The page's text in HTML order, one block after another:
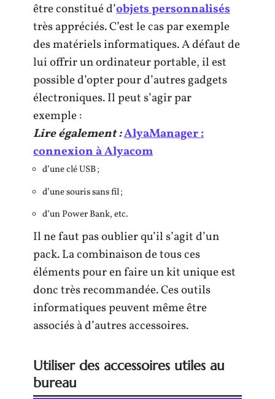
être constitué d’objets personnalisés
très appréciés. C’est le cas par exemple
des matériels informatiques. A défaut de
lui offrir un ordinateur portable, il est
possible d’opter pour d’autres gadgets
électroniques. Il peut s’agir par
exemple :
Lire également :AlyaManager :
connexion à Alyacom
d’une clé USB ;
d’une souris sans fil ;
d’un Power Bank, etc.
Il ne faut pas oublier qu’il s’agit d’un
pack. La combinaison de tous ces
éléments pour en faire un kit unique est
donc très recommandée. Ces outils
informatiques peuvent même être
associés à d’autres accessoires.
Utiliser des accessoires utiles au
bureau